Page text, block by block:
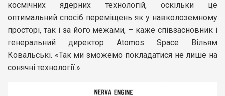
космічних ядерних технологій, оскільки це
оптимальний спосіб переміщень як у навколоземному
просторі, так і за його межами, – каже співзасновник і
генеральний директор Atomos Space Вільям
Ковальські. «Так ми зможемо покладатися не лише на
сонячні технології.»